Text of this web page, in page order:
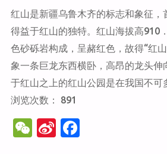
园"
红山是新疆乌鲁木齐的标志和象征，
得益于红山的独特。红山海拔高910
色砂砾岩构成，呈赭红色，故得“红
象一条巨龙东西横卧，高昂的龙头伸
于红山之上的红山公园是在我国不可
浏览次数： 891
W
Si